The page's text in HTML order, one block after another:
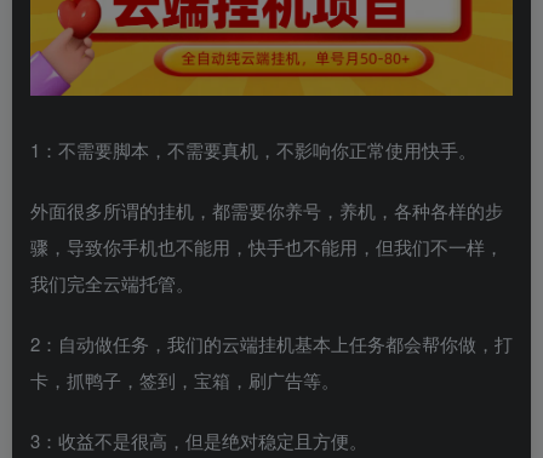
1：不需要脚本，不需要真机，不影响你正常使用快手。
外面很多所谓的挂机，都需要你养号，养机，各种各样的步
骤，导致你手机也不能用，快手也不能用，但我们不一样，
我们完全云端托管。
2：自动做任务，我们的云端挂机基本上任务都会帮你做，打
卡，抓鸭子，签到，宝箱，刷广告等。
3：收益不是很高，但是绝对稳定且方便。